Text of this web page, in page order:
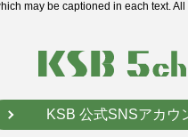
may be captioned in each text. All
KSB 公式SNSアカウ